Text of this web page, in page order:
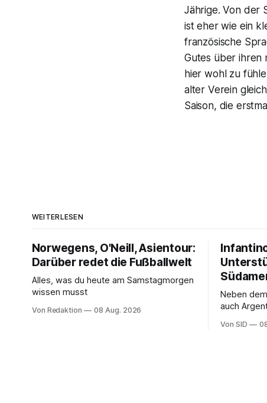
Jährige. Von der
ist eher wie ein
französische
Gutes über ihren
hier wohl zu
alter Verein
Saison, die
WEITERLESEN
Norwegens, O'Neill, Asientour:
Darüber redet die Fußballwelt
Alles, was du heute am Samstagmorgen
wissen musst
Von Redaktion 08 Aug. 2026
Neben
auch
Von SID